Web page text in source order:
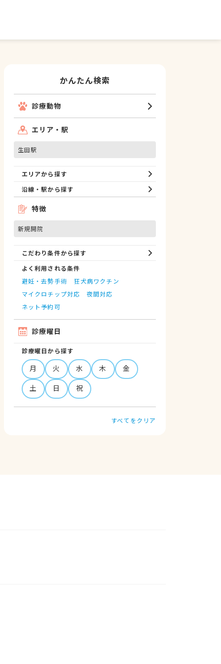
かんたん検索
診療動物
エリア・駅
生田駅
エリアから探す
沿線・駅から探す
特徴
新規開院
こだわり条件から探す
よく利用される条件
避妊・去勢手術
狂犬病ワクチン
マイクロチップ対応
夜間対応
ネット予約可
診療曜日
診療曜日から探す
月 火 水 木
金
土
日 祝
すべてをクリア